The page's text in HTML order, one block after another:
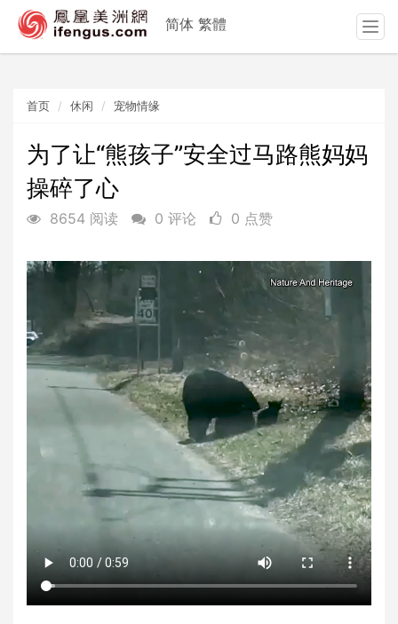
首页 休闲 宠物情缘
为了让“熊孩子”安全过马路熊妈妈
操碎了心
8654 阅读 0 评论 0 点赞
简体 繁體
T
o
n
a
t